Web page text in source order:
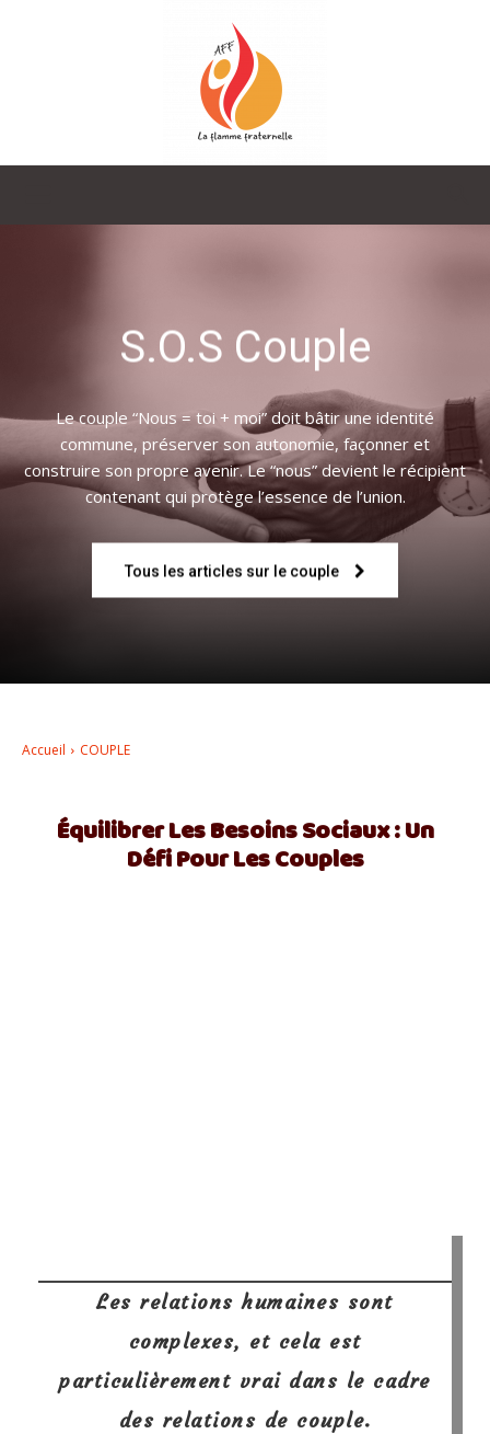
Fraternelle
–
S.O.S Couple
Le couple “Nous = toi + moi” doit bâtir une identité
commune, préserver son autonomie, façonner et
construire son propre avenir. Le “nous” devient le récipient
contenant qui protège l’essence de l’union.
Tous les articles sur le couple
Accueil COUPLE
Équilibrer Les Besoins Sociaux : Un
Défi Pour Les Couples
Les relations humaines sont
complexes, et cela est
particulièrement vrai dans le cadre
des relations de couple.